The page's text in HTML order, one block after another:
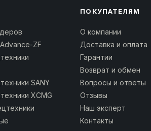
ZF
SANY
XCMG
ПОКУПАТЕЛЯМ
О компании
Доставка и оплата
Гарантии
Возврат и обмен
Вопросы и ответы
Отзывы
Наш эксперт
Контакты